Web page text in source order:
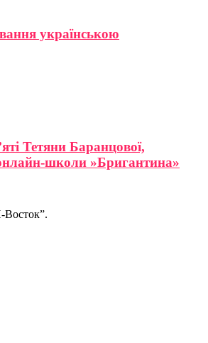
українською
Тетяни Баранцової,
школи »Бригантина»